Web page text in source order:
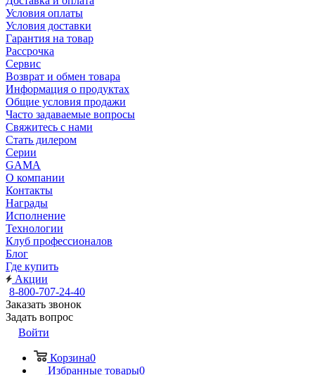
Условия оплаты
Условия доставки
Гарантия на товар
Рассрочка
Сервис
Возврат и обмен товара
Информация о продуктах
Общие условия продажи
Часто задаваемые вопросы
Свяжитесь с нами
Стать дилером
Серии
GAMA
О компании
Контакты
Награды
Исполнение
Технологии
Клуб профессионалов
Блог
Где купить
Акции
8-800-707-24-40
Заказать звонок
Задать вопрос
Войти
Корзина0
Избранные товары0